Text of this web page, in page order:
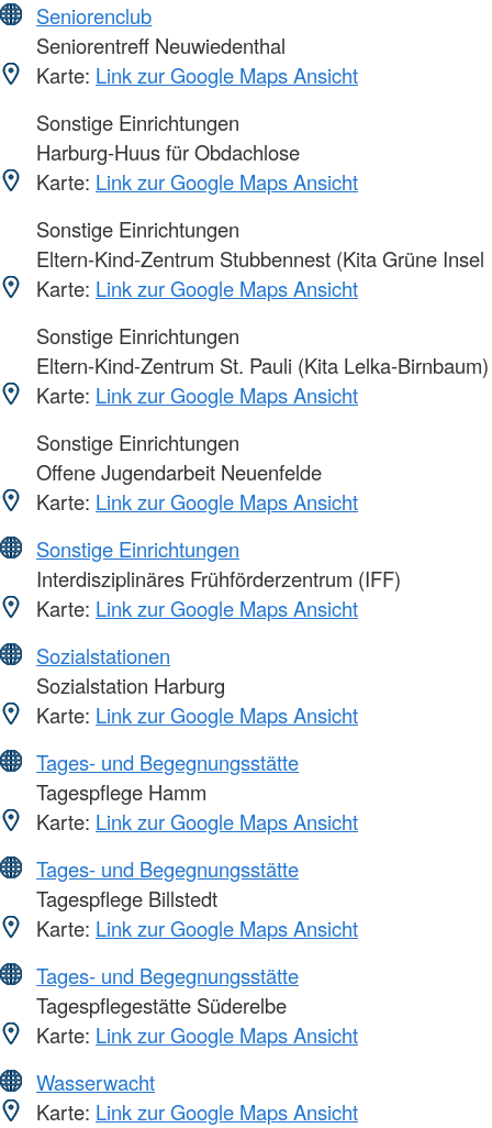
Seniorenclub
Seniorentreff Neuwiedenthal
Karte: Link zur Google Maps Ansicht
Sonstige Einrichtungen
Harburg-Huus für Obdachlose
Karte: Link zur Google Maps Ansicht
Sonstige Einrichtungen
Eltern-Kind-Zentrum Stubbennest (Kita Grüne Insel
Karte: Link zur Google Maps Ansicht
Sonstige Einrichtungen
Eltern-Kind-Zentrum St. Pauli (Kita Lelka-Birnbaum)
Karte: Link zur Google Maps Ansicht
Sonstige Einrichtungen
Offene Jugendarbeit Neuenfelde
Karte: Link zur Google Maps Ansicht
Sonstige Einrichtungen
Interdisziplinäres Frühförderzentrum (IFF)
Karte: Link zur Google Maps Ansicht
Sozialstationen
Sozialstation Harburg
Karte: Link zur Google Maps Ansicht
Tages- und Begegnungsstätte
Tagespflege Hamm
Karte: Link zur Google Maps Ansicht
Tages- und Begegnungsstätte
Tagespflege Billstedt
Karte: Link zur Google Maps Ansicht
Tages- und Begegnungsstätte
Tagespflegestätte Süderelbe
Karte: Link zur Google Maps Ansicht
Wasserwacht
Karte: Link zur Google Maps Ansicht